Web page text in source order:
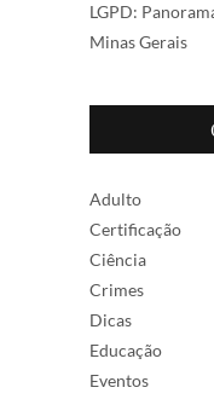
LGPD:
Minas Gerais
Adulto
Certificação
Ciência
Crimes
Dicas
Educação
Eventos